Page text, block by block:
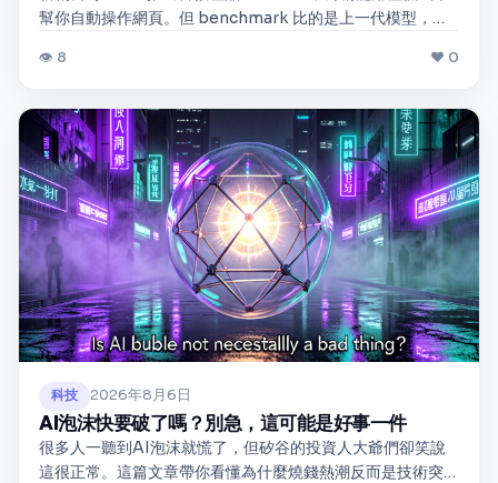
幫你自動操作網頁。但 benchmark 比的是上一代模型，底
機的時間？帶你拆解背後細節。
👁 8 ❤ 0
科技 2026年8月6日
AI泡沫快要破了嗎？別急，這可能是好事一件
很多人一聽到AI泡沫就慌了，但矽谷的投資人大爺們卻笑說
這很正常。這篇文章帶你看懂為什麼燒錢熱潮反而是技術突